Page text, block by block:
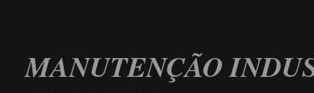
MANUTENÇÃO